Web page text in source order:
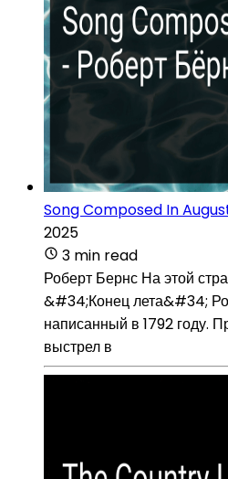
Song Composed In
2025
3 min read
Роберт Бернс На этой
&#34;Конец лета&#34;
написанный в 1792 году.
выстрел в